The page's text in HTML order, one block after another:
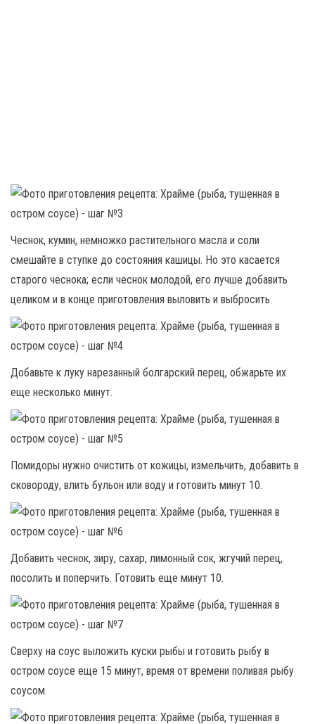
Чеснок, кумин, немножко растительного масла и соли
смешайте в ступке до состояния кашицы. Но это касается
старого чеснока; если чеснок молодой, его лучше добавить
целиком и в конце приготовления выловить и выбросить.
Добавьте к луку нарезанный болгарский перец, обжарьте их
еще несколько минут.
Помидоры нужно очистить от кожицы, измельчить, добавить в
сковороду, влить бульон или воду и готовить минут 10.
Добавить чеснок, зиру, сахар, лимонный сок, жгучий перец,
посолить и поперчить. Готовить еще минут 10.
Сверху на соус выложить куски рыбы и готовить рыбу в
остром соусе еще 15 минут, время от времени поливая рыбу
соусом.